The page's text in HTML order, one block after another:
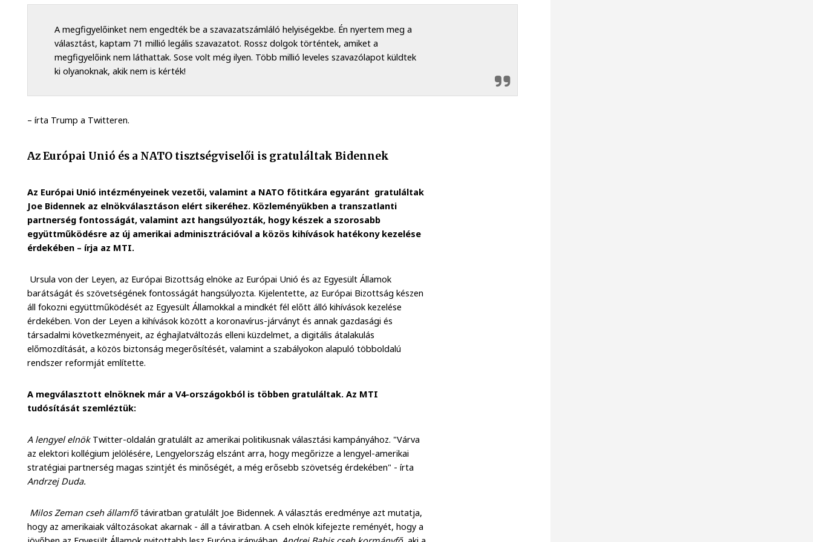
A megfigyelőinket nem engedték be a szavazatszámláló helyiségekbe. Én nyertem meg a
választást, kaptam 71 millió legális szavazatot. Rossz dolgok történtek, amiket a
megfigyelőink nem láthattak. Sose volt még ilyen. Több millió leveles szavazólapot küldtek
ki olyanoknak, akik nem is kérték!
– írta Trump a Twitteren.
Az Európai Unió és a NATO tisztségviselői is gratuláltak Bidennek
Az Európai Unió intézményeinek vezetői, valamint a NATO főtitkára egyaránt gratuláltak
Joe Bidennek az elnökválasztáson elért sikeréhez. Közleményükben a transzatlanti
partnerség fontosságát, valamint azt hangsúlyozták, hogy készek a szorosabb
együttműködésre az új amerikai adminisztrációval a közös kihívások hatékony kezelése
érdekében – írja az MTI.
Ursula von der Leyen, az Európai Bizottság elnöke az Európai Unió és az Egyesült Államok
barátságát és szövetségének fontosságát hangsúlyozta. Kijelentette, az Európai Bizottság készen
áll fokozni együttműködését az Egyesült Államokkal a mindkét fél előtt álló kihívások kezelése
érdekében. Von der Leyen a kihívások között a koronavírus-járványt és annak gazdasági és
társadalmi következményeit, az éghajlatváltozás elleni küzdelmet, a digitális átalakulás
előmozdítását, a közös biztonság megerősítését, valamint a szabályokon alapuló többoldalú
rendszer reformját említette.
A megválasztott elnöknek már a V4-országokból is többen gratuláltak. Az MTI
tudósítását szemléztük:
A lengyel elnökTwitter-oldalán gratulált az amerikai politikusnak választási kampányához. "Várva
az elektori kollégium jelölésére, Lengyelország elszánt arra, hogy megőrizze a lengyel-amerikai
stratégiai partnerség magas szintjét és minőségét, a még erősebb szövetség érdekében" - írta
Andrzej Duda.
Milos Zeman cseh államfőtáviratban gratulált Joe Bidennek. A választás eredménye azt mutatja,
hogy az amerikaiak változásokat akarnak - áll a táviratban. A cseh elnök kifejezte reményét, hogy a